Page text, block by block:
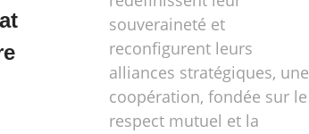
souveraineté et
reconfigurent leurs
alliances stratégiques, une
coopération, fondée sur le
respect mutuel et la